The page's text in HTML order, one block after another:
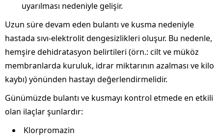
uyarılması nedeniyle gelişir.
Uzun süre devam eden bulantı ve kusma nedeniyle
hastada sıvı-elektrolit dengesizlikleri oluşur. Bu nedenle,
hemşire dehidratasyon belirtileri (örn.: cilt ve müköz
membranlarda kuruluk, idrar miktarının azalması ve kilo
kaybı) yönünden hastayı değerlendirmelidir.
Günümüzde bulantı ve kusmayı kontrol etmede en etkili
olan ilaçlar şunlardır:
Klorpromazin